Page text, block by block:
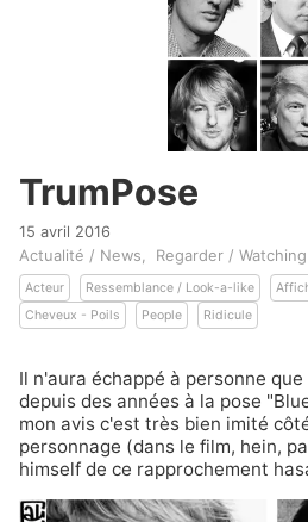
TrumPose
15 avril 2016
Actualité / News Regarder / Watching
Acteur Ressemblance / Look-a-like
Cheveux - Poils
People Ridicule
Il n'aura échappé à personne
depuis des années à la pose
mon avis c'est très bien imité
personnage (dans le film, hein,
himself de ce rapprochement